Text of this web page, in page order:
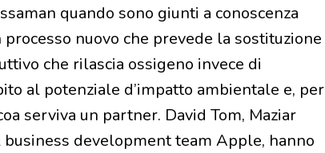
quando sono giunti a conoscenza
nuovo che prevede la sostituzione
che rilascia ossigeno invece di
al potenziale d’impatto ambientale e, per
serviva un partner. David Tom, Maziar
development team Apple, hanno